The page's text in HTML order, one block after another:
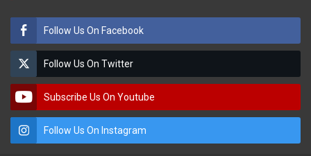
Follow Us On Facebook
Follow Us On Twitter
Subscribe Us On Youtube
Follow Us On Instagram